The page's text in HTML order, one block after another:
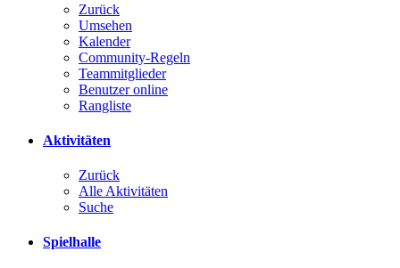
Zurück
Umsehen
Kalender
Community-Regeln
Teammitglieder
Benutzer online
Rangliste
Aktivitäten
Zurück
Alle Aktivitäten
Suche
Spielhalle